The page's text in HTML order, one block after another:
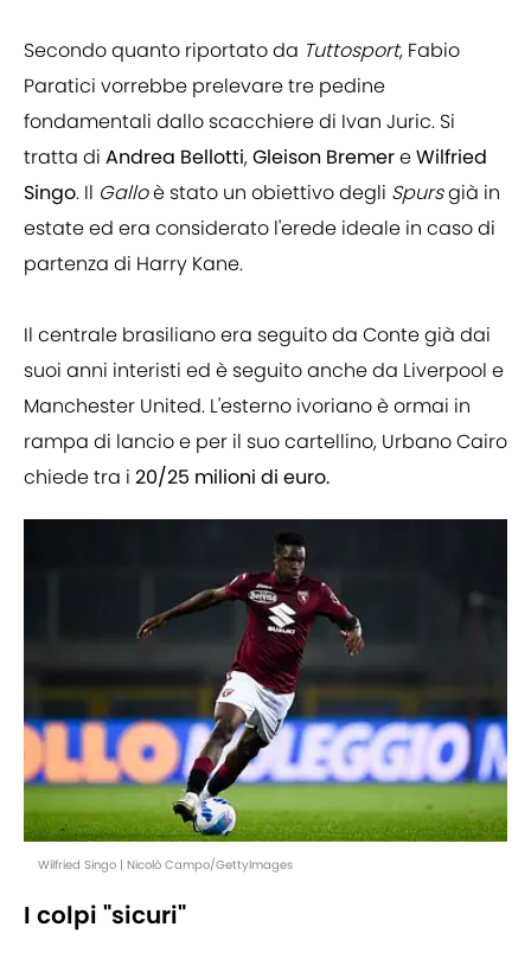
Secondo quanto riportato da Tuttosport, Fabio
Paratici vorrebbe prelevare tre pedine
fondamentali dallo scacchiere di Ivan Juric. Si
tratta di Andrea Bellotti,Gleison BremereWilfried
Singo. Il Galloè stato un obiettivo degli Spursgià in
estate ed era considerato l'erede ideale in caso di
partenza di Harry Kane.
Il centrale brasiliano era seguito da Conte già dai
suoi anni interisti ed è seguito anche da Liverpool e
Manchester United. L'esterno ivoriano è ormai in
rampa di lancio e per il suo cartellino, Urbano Cairo
chiede tra i 20/25 milioni di euro.
Wilfried Singo | Nicolò Campo/GettyImages
I colpi "sicuri"